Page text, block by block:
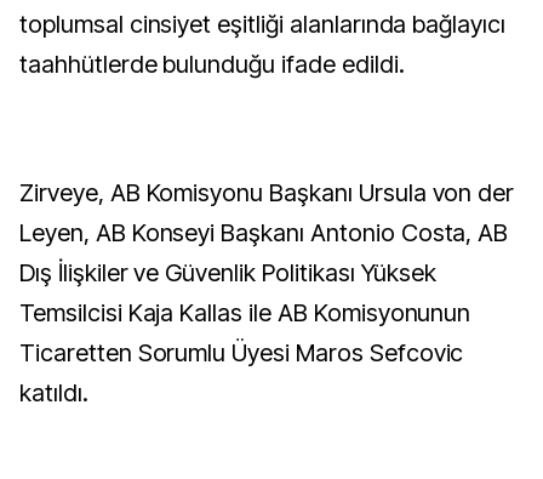
toplumsal cinsiyet eşitliği alanlarında bağlayıcı
taahhütlerde bulunduğu ifade edildi.
Zirveye, AB Komisyonu Başkanı Ursula von der
Leyen, AB Konseyi Başkanı Antonio Costa, AB
Dış İlişkiler ve Güvenlik Politikası Yüksek
Temsilcisi Kaja Kallas ile AB Komisyonunun
Ticaretten Sorumlu Üyesi Maros Sefcovic
katıldı.